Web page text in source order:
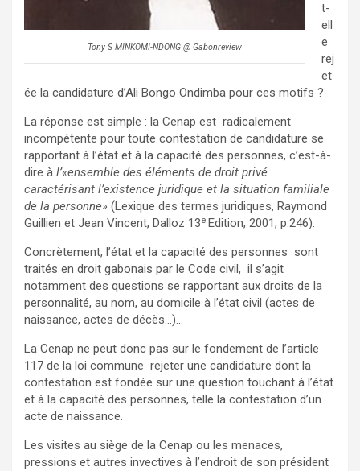
Tony S MINKOMI-NDONG @ Gabonreview
t-
ell
e
rej
et
ée la candidature d’Ali Bongo Ondimba pour ces motifs ?
La réponse est simple : la Cenap est radicalement
incompétente pour toute contestation de candidature se
rapportant à l’état et à la capacité des personnes, c’est-à-
dire à l’«ensemble des éléments de droit privé
caractérisant l’existence juridique et la situation familiale
de la personne» (Lexique des termes juridiques, Raymond
Guillien et Jean Vincent, Dalloz 13e Edition, 2001, p.246).
Concrètement, l’état et la capacité des personnes sont
traités en droit gabonais par le Code civil, il s’agit
notamment des questions se rapportant aux droits de la
personnalité, au nom, au domicile à l’état civil (actes de
naissance, actes de décès…)…
La Cenap ne peut donc pas sur le fondement de l’article
117 de la loi commune rejeter une candidature dont la
contestation est fondée sur une question touchant à l’état
et à la capacité des personnes, telle la contestation d’un
acte de naissance.
Les visites au siège de la Cenap ou les menaces,
pressions et autres invectives à l’endroit de son président